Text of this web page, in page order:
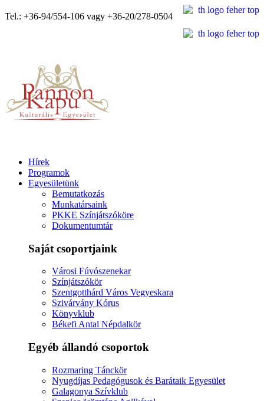
Tel.: +36-94/554-106 vagy +36-20/278-0504
Hírek
Programok
Egyesületünk
Bemutatkozás
Munkatársaink
PKKE Színjátszóköre
Dokumentumtár
Saját csoportjaink
Városi Fúvószenekar
Színjátszókör
Szentgotthárd Város Vegyeskara
Szivárvány Kórus
Könyvklub
Békefi Antal Népdalkör
Egyéb állandó csoportok
Rozmaring Tánckör
Nyugdíjas Pedagógusok és Barátaik Egyesület
Galagonya Szívklub